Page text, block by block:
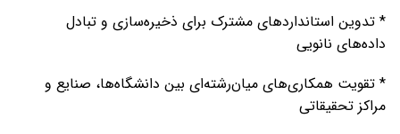
* تدوین استانداردهای مشترک برای ذخیره‌سازی و تبادل
داده‌های نانویی
* تقویت همکاری‌های میان‌رشته‌ای بین دانشگاه‌ها، صنایع و
مراکز تحقیقاتی